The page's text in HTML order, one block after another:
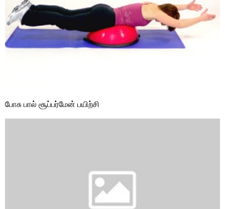
போசு பால் சூப்பர்மேன் பயிற்சி